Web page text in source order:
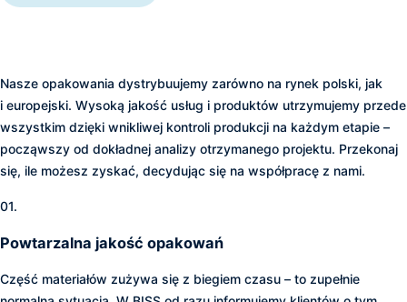
Nasze opakowania dystrybuujemy zarówno na rynek polski, jak
i europejski. Wysoką jakość usług i produktów utrzymujemy przede
wszystkim dzięki wnikliwej kontroli produkcji na każdym etapie –
począwszy od dokładnej analizy otrzymanego projektu. Przekonaj
się, ile możesz zyskać, decydując się na współpracę z nami.
01.
Powtarzalna jakość opakowań
Część materiałów zużywa się z biegiem czasu – to zupełnie